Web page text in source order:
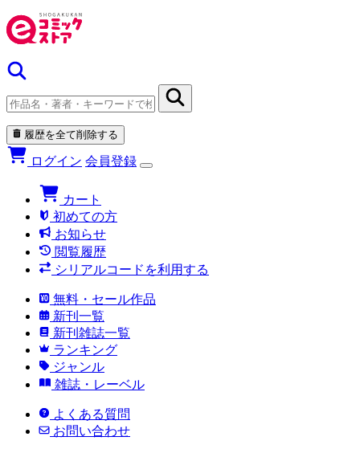
履歴を全て削除する
ログイン 会員登録
カート
初めての方
お知らせ
閲覧履歴
シリアルコードを利用する
無料・セール作品
新刊一覧
新刊雑誌一覧
ランキング
ジャンル
雑誌・レーベル
よくある質問
お問い合わせ